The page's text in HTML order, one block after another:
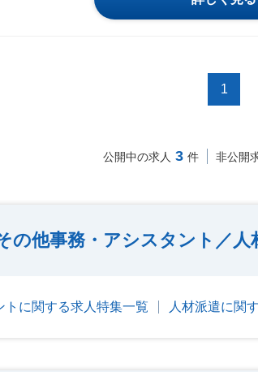
1
公開中の求人 3 件 非公開
の他事務・アシスタント／人
トに関する求人特集一覧 人材派遣に関